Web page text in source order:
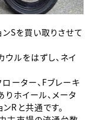
Sを買い取りさせて
ウルをはずし、ネイ
ーター、Fブレーキ
りホイール、メータ
Rと共通です。